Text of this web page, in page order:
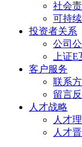
社会
可持
投资者关系
公司
上证
客户服务
联系
留言
人才战略
人才
人才